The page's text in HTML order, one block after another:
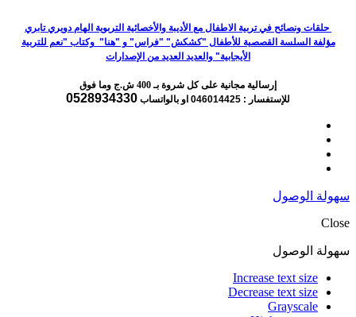
حلقات ونصائح في تربية الاطفال مع الأديبة والأخصائية التربوية الهام دويري تابري
مؤلفة السلسة القصصية للأطفال "كشكش" "فراس" و "هنا" وكتاب "نعم للتربية
الأيجابية" والعديد العديد من الإصدارات
إرسالية مجانية على كل شروة بـ 400 ش.ج وما فوق
للإستفسار : 046014425
او بالواتساب 0528934330
سهولة الوصول
Close
سهولة الوصول
Increase text size
Decrease text size
Grayscale